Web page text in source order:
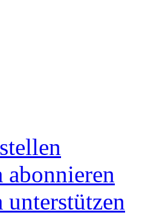
abonnieren
unterstützen